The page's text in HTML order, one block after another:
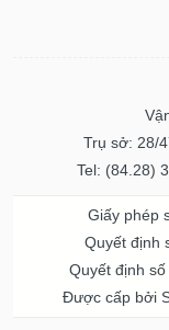
Trụ sở: 28/
Tel: (84.28)
Giấy phép
Quyết định
Quyết định
Được cấp bởi